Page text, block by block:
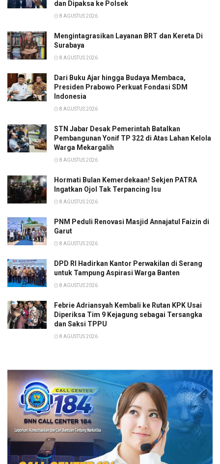
dan Dipaksa ke Polsek
8 AGUSTUS 2026
Mengintagrasikan Layanan BRT dan Kereta Di
Surabaya
8 AGUSTUS 2026
Dari Buku Ajar hingga Budaya Membaca,
Presiden Prabowo Perkuat Fondasi SDM
Indonesia
8 AGUSTUS 2026
STN Jabar Desak Pemerintah Batalkan
Pembangunan Yonif TP 322 di Atas Lahan Kelola
Warga Mekargalih
8 AGUSTUS 2026
Hormati Bulan Kemerdekaan! Sekjen PATRA
Ingatkan Ojol Tak Terpancing Isu
8 AGUSTUS 2026
PNM Peduli Renovasi Masjid Annajatul Faizin di
Garut
8 AGUSTUS 2026
DPD RI Hadirkan Kantor Perwakilan di Serang
untuk Tampung Aspirasi Warga Banten
8 AGUSTUS 2026
Febrie Adriansyah Kembali ke Rutan KPK Usai
Diperiksa Tim 9 Kejagung sebagai Tersangka
dan Saksi TPPU
8 AGUSTUS 2026